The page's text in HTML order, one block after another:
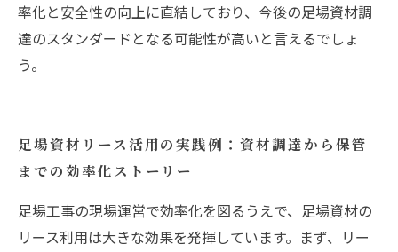
率化と安全性の向上に直結しており、今後の足場資材調
達のスタンダードとなる可能性が高いと言えるでしょ
う。
足場資材リース活用の実践例：資材調達から保管
までの効率化ストーリー
足場工事の現場運営で効率化を図るうえで、足場資材の
リース利用は大きな効果を発揮しています。まず、リー